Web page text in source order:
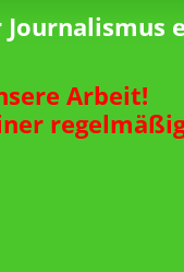
Arbeit!